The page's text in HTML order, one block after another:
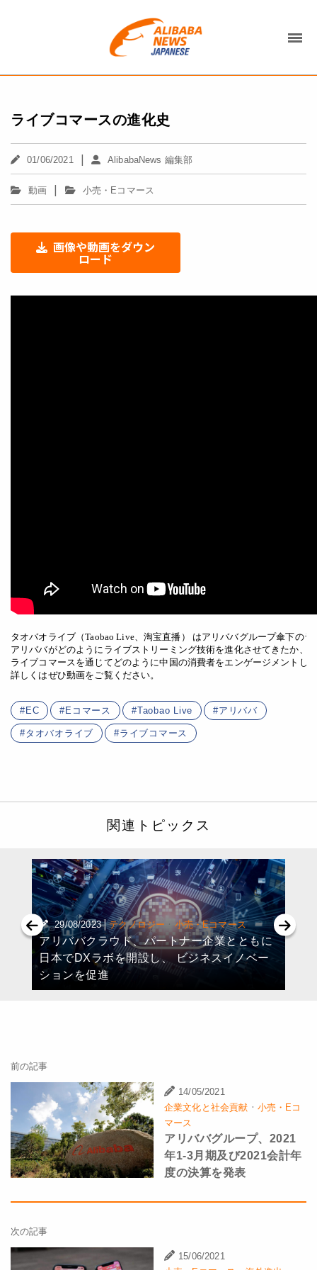
ライブコマースの進化史
01/06/2021 | AlibabaNews 編集部
動画 | 小売・Eコマース
画像や動画をダウン
ロード
タオバオライブ（Taobao Live、淘宝直播） はアリババグループ傘下の
アリババがどのようにライブストリーミング技術を進化させてきたか、
ライブコマースを通じてどのように中国の消費者をエンゲージメントし
EC Eコマース Taobao Live アリババ
タオバオライブ ライブコマース
関連トピックス
29/08/2023 | テクノロジー ·小売・Eコマース
アリババクラウド、パートナー企業とともに
日本でDXラボを開設し、 ビジネスイノベー
ションを促進
前の記事
14/05/2021
企業文化と社会貢献 · 小売・Eコ
マース
アリババグループ、2021
年1-3月期及び2021会計年
度の決算を発表
次の記事
15/06/2021